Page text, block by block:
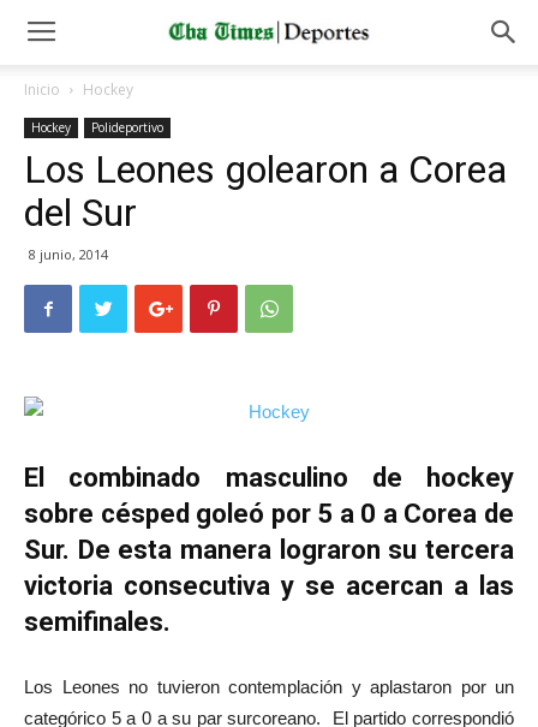
Inicio Hockey
Hockey Polideportivo
Los Leones golearon a Corea
del Sur
8 junio, 2014
El combinado masculino de hockey
sobre césped goleó por 5 a 0 a Corea de
Sur. De esta manera lograron su tercera
victoria consecutiva y se acercan a las
semifinales.
Los Leones no tuvieron contemplación y aplastaron por un
categórico 5 a 0 a su par surcoreano. El partido correspondió